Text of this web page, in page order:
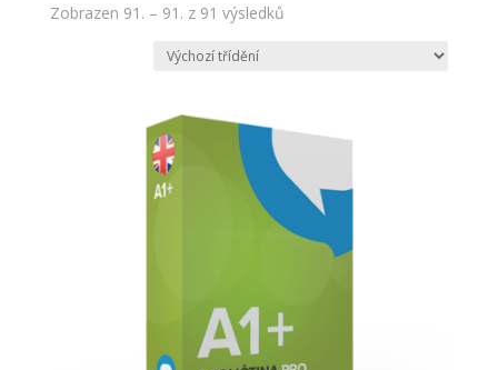
Zobrazen 91. – 91. z 91 výsledků